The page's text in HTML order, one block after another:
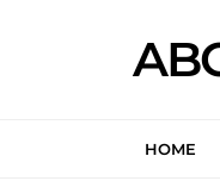
HOME